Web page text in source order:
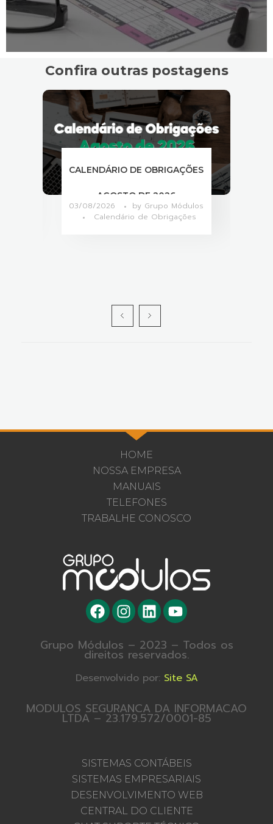
Confira outras postagens
CALENDÁRIO DE OBRIGAÇÕES
AGOSTO DE 2026
03/08/2026
by Grupo Módulos
Calendário de Obrigações
HOME
NOSSA EMPRESA
MANUAIS
TELEFONES
TRABALHE CONOSCO
Grupo Módulos – 2023 – Todos os
direitos reservados.
Desenvolvido por: Site SA
MODULOS SEGURANCA DA INFORMACAO
LTDA – 23.179.572/0001-85
SISTEMAS CONTÁBEIS
SISTEMAS EMPRESARIAIS
DESENVOLVIMENTO WEB
CENTRAL DO CLIENTE